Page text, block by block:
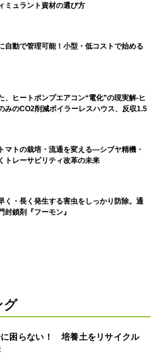
ミュラント資材の選び方
自動で管理可能！小型・低コストで始める
、ヒートポンプエアコン“電化”の現実解-ヒ
みのCO2削減ボイラーレスハウス、反収1.5
マトの栽培・流通を変える―シブヤ精機・
トレーサビリティ改革の未来
く・長く発生する害虫をしっかり防除。通
封鎖剤『フーモン』
グ
に困らない！ 培養土をリサイクル